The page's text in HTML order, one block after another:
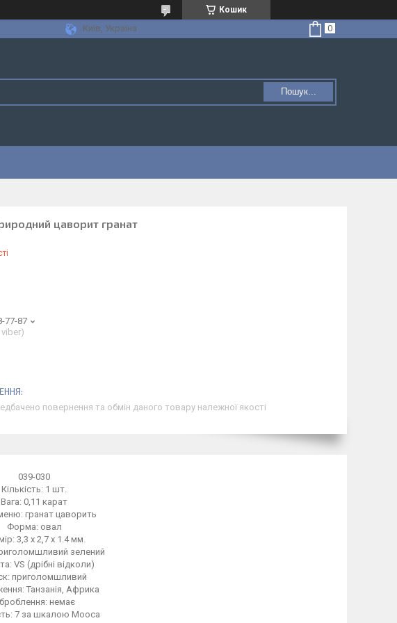
Кошик
Київ, Україна
Пошук...
цаворит гранат
77-87
повернення та обмін даного товару належної якості
039-030
Кількість: 1 шт.
Вага: 0,11 карат
гранат цаворить
Форма: овал
3,3 x 2,7 x 1.4 мм.
зелений
VS (дрібні відколи)
приголомшливий
Танзанія, Африка
немає
7 за шкалою Мооса